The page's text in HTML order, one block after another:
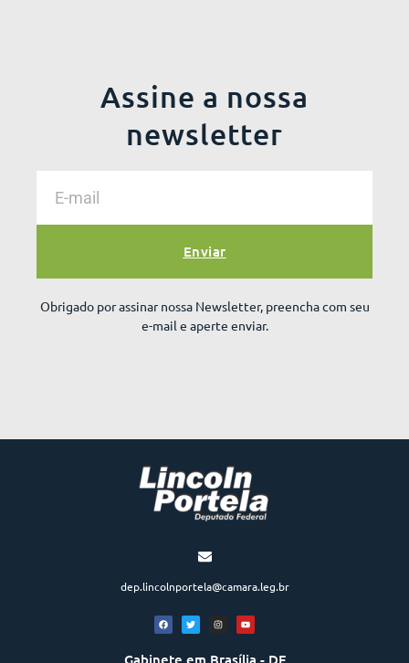
Assine a nossa
newsletter
Enviar
Obrigado por assinar nossa Newsletter, preencha com seu
e-mail e aperte enviar.
dep.lincolnportela@camara.leg.br